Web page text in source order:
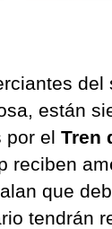
del
están
por el Tren
reciben
que
tendrán